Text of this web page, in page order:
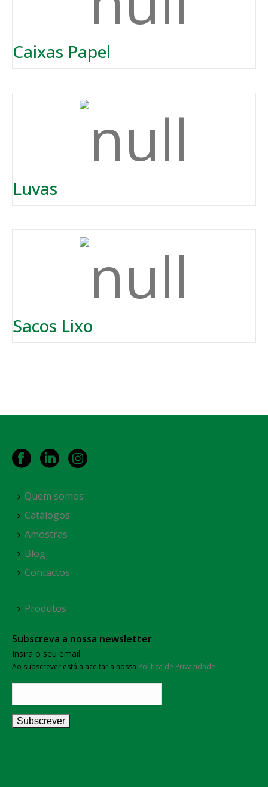
Caixas Papel
Luvas
Sacos Lixo
Quem somos
Catálogos
Amostras
Blog
Contactos
Produtos
Subscreva a nossa newsletter
Insira o seu email:
Ao subscrever está a aceitar a nossa Política de Privacidade